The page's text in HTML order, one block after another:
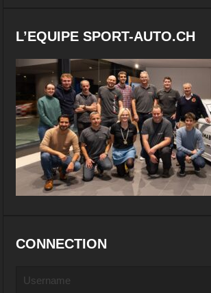
L’EQUIPE SPORT-AUTO.CH
CONNECTION